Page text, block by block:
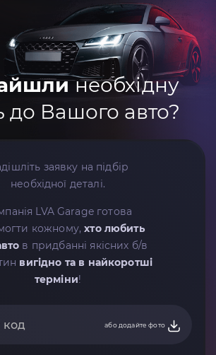
необхідну
до Вашого авто?
заявку на підбір
необхідної деталі.
LVA Garage готова
кожному,хто любить
в придбанні якісних б/в
вигідно та в найкоротші
терміни!
або додайте фото